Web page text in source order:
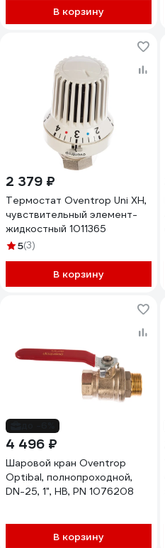
В корзину
2 379 ₽
Термостат Oventrop Uni XH,
чувствительный элемент-
жидкостный 1011365
5(3)
В корзину
4 496 ₽
Шаровой кран Oventrop
Optibal, полнопроходной,
DN-25, 1", НВ, PN 1076208
В корзину